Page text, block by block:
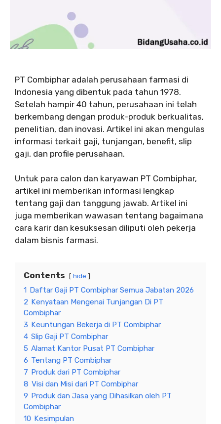
PT Combiphar adalah perusahaan farmasi di
Indonesia yang dibentuk pada tahun 1978.
Setelah hampir 40 tahun, perusahaan ini telah
berkembang dengan produk-produk berkualitas,
penelitian, dan inovasi. Artikel ini akan mengulas
informasi terkait gaji, tunjangan, benefit, slip
gaji, dan profile perusahaan.
Untuk para calon dan karyawan PT Combiphar,
artikel ini memberikan informasi lengkap
tentang gaji dan tanggung jawab. Artikel ini
juga memberikan wawasan tentang bagaimana
cara karir dan kesuksesan diliputi oleh pekerja
dalam bisnis farmasi.
Contents hide
1 Daftar Gaji PT Combiphar Semua Jabatan 2026
2 Kenyataan Mengenai Tunjangan Di PT
Combiphar
3 Keuntungan Bekerja di PT Combiphar
4 Slip Gaji PT Combiphar
5 Alamat Kantor Pusat PT Combiphar
6 Tentang PT Combiphar
7 Produk dari PT Combiphar
8 Visi dan Misi dari PT Combiphar
9 Produk dan Jasa yang Dihasilkan oleh PT
Combiphar
10 Kesimpulan